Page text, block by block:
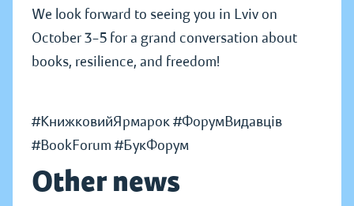
We look forward to seeing you in Lviv on
October 3–5 for a grand conversation about
books, resilience, and freedom!
#КнижковийЯрмарок #ФорумВидавців
#BookForum #БукФорум
Other news